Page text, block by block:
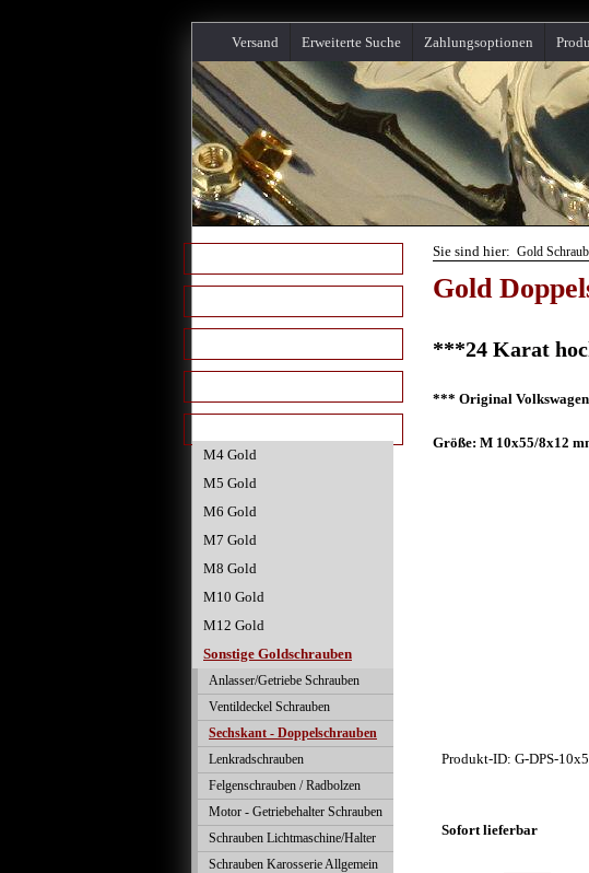
Zahlungsoptionen
Erweiterte Suche
Versand
M4 Gold
M5 Gold
M6 Gold
M7 Gold
M8 Gold
M10 Gold
M12 Gold
Sonstige Goldschrauben
Anlasser/Getriebe Schrauben
Ventildeckel Schrauben
Sechskant - Doppelschrauben
Lenkradschrauben
Felgenschrauben / Radbolzen
Motor - Getriebehalter Schrauben
Schrauben Lichtmaschine/Halter
Schrauben Karosserie Allgemein
Sie sind hier: Gold
Gold
***24 Karat
*** Original
Größe: M 10x55/8x12
Produkt-ID: G-DPS-
Sofort lieferbar